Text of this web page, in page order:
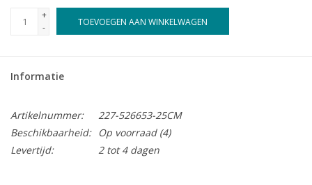
+
-
TOEVOEGEN AAN WINKELWAGEN
Informatie
Artikelnummer:
227-526653-25CM
Beschikbaarheid:
Op voorraad(4)
Levertijd:
2 tot 4 dagen